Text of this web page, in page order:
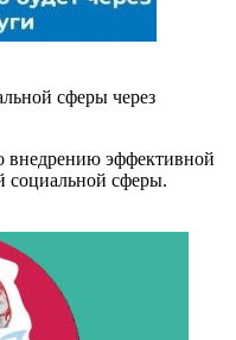
сферы через
внедрению эффективной
социальной сферы.